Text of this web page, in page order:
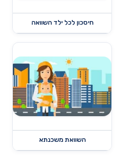
חיסכון לכל ילד השוואה
השוואת משכנתא